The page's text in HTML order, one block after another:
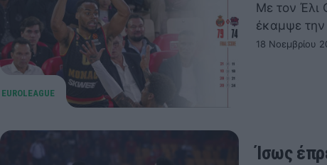
Με τον Έλι
έκαμψε
18 Νοεμβρίου
Ίσως